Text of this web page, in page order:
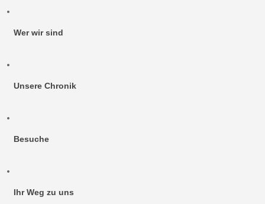
Wer wir sind
Unsere Chronik
Besuche
Ihr Weg zu uns